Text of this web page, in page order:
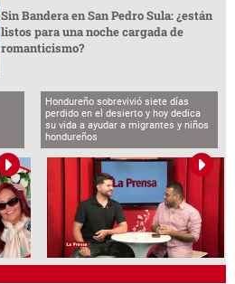
Sin Bandera en San Pedro Sula: ¿están
listos para una noche cargada de
romanticismo?
Hondureño sobrevivió siete días
perdido en el desierto y hoy dedica
su vida a ayudar a migrantes y niños
hondureños